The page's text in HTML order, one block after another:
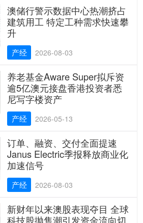
澳储行警示数据中心热潮挤占
建筑用工 特定工种需求快速攀
升
产经 2026-08-03
养老基金Aware Super拟斥资
逾5亿澳元接盘香港投资者悉
尼写字楼资产
产经 2026-05-13
订单、融资、交付全面提速
Janus Electric季报释放商业化
加速信号
产经 2026-08-03
新财年以来澳股表现夺目 全球
科技股抛售潮引发资金流向切